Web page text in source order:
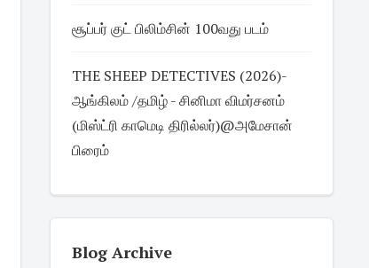
சூப்பர் குட் பிலிம்சின் 100வது படம்
THE SHEEP DETECTIVES (2026)-
ஆங்கிலம் /தமிழ் - சினிமா விமர்சனம்
(மிஸ்ட்ரி காமெடி திரில்லர்)@அமேசான்
பிரைம்
Blog Archive